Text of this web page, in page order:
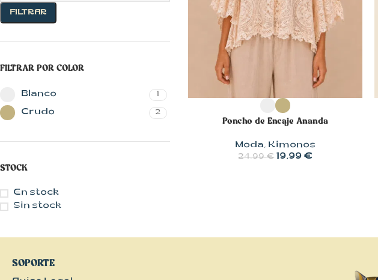
ESTILO
Blusas
Chalecos
Kimonos
FILTRAR
FILTRAR POR COLOR
Blanco 1
Crudo 2
STOCK
En stock
Sin stock
SELECCIONAR OPCIONES
Poncho de Encaje Ananda
Moda, Kimonos
24,99€ 19,99 €
SOPORTE